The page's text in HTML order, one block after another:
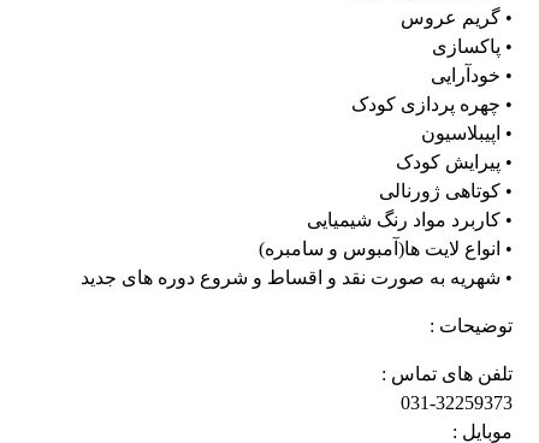
• گریم عروس
• پاکسازی
• خودآرایی
• چهره پردازی کودک
• اپیبلاسیون
• پیرایش کودک
• کوتاهی ژورنالی
• کاربرد مواد رنگ شیمیایی
• انواع لایت ها(آمبوس و سامبره)
• شهریه به صورت نقد و اقساط و شروع دوره های جدید
توضیحات :
تلفن های تماس :
031-32259373
موبایل :